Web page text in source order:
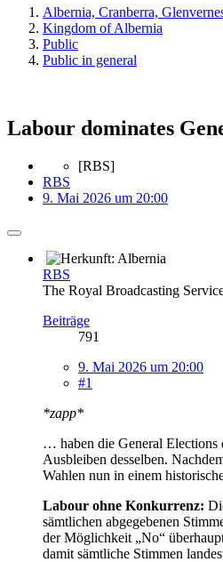
Albernia, Cranberra,
Kingdom of Albernia
Public
Public in general
Labour dominates
[RBS]
RBS
9. Mai 2026 um 20:00
RBS
The Royal Broadcasting
Beiträge
791
9. Mai 2026 um 20:00
#1
*zapp*
… haben die General Elections
Ausbleiben desselben.
Wahlen nun in einem
Labour ohne Konkurrenz:
sämtlichen abgegebenen
der Möglichkeit „No“
damit sämtliche Stimmen